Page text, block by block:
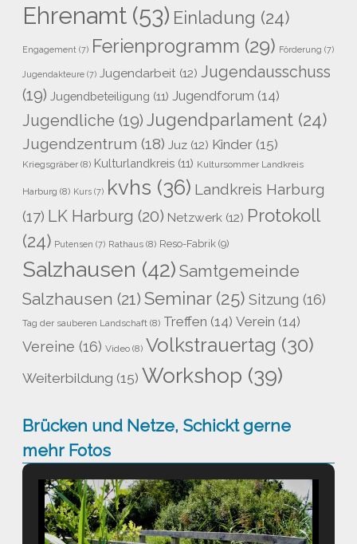
Ehrenamt (53) Einladung (24)
Engagement (7) Ferienprogramm (29) Förderung (7)
Jugendakteure (7) Jugendarbeit (12) Jugendausschuss
(19) Jugendbeteiligung (11) Jugendforum (14)
Jugendliche (19) Jugendparlament (24)
Jugendzentrum (18) Juz (12) Kinder (15)
Kriegsgräber (8) Kulturlandkreis (11) Kultursommer Landkreis
Harburg (8) Kurs (7) kvhs (36) Landkreis Harburg
(17) LK Harburg (20) Netzwerk (12) Protokoll
(24) Putensen (7) Rathaus (8) Reso-Fabrik (9)
Salzhausen (42) Samtgemeinde
Salzhausen (21) Seminar(25) Sitzung (16)
Tag der sauberen Landschaft (8) Treffen (14) Verein (14)
Vereine (16) Video (8) Volkstrauertag (30)
Weiterbildung (15) Workshop (39)
Brücken und Netze, Schickt gerne
mehr Fotos